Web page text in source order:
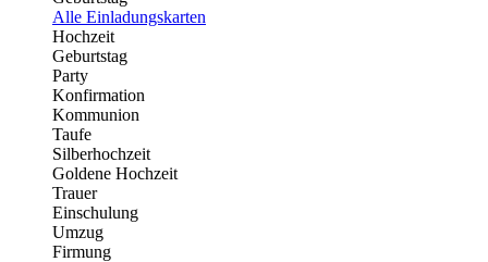
Alle Einladungskarten
Hochzeit
Geburtstag
Party
Konfirmation
Kommunion
Taufe
Silberhochzeit
Goldene Hochzeit
Trauer
Einschulung
Umzug
Firmung